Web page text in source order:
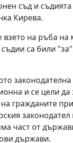
съд и
Кирева.
на ръба на
са били
и се цели
гражданите
част от
държави.